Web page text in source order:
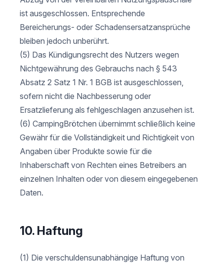
ist ausgeschlossen. Entsprechende
Bereicherungs- oder Schadensersatzansprüche
bleiben jedoch unberührt.
(5) Das Kündigungsrecht des Nutzers wegen
Nichtgewährung des Gebrauchs nach § 543
Absatz 2 Satz 1 Nr. 1 BGB ist ausgeschlossen,
sofern nicht die Nachbesserung oder
Ersatzlieferung als fehlgeschlagen anzusehen ist.
(6) CampingBrötchen übernimmt schließlich keine
Gewähr für die Vollständigkeit und Richtigkeit von
Angaben über Produkte sowie für die
Inhaberschaft von Rechten eines Betreibers an
einzelnen Inhalten oder von diesem eingegebenen
Daten.
10. Haftung
(1) Die verschuldensunabhängige Haftung von